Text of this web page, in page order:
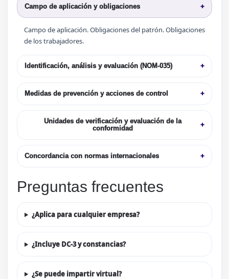
Campo de aplicación y obligaciones +
Campo de aplicación. Obligaciones del patrón. Obligaciones
de los trabajadores.
Identificación, análisis y evaluación (NOM-035) +
Medidas de prevención y acciones de control +
Unidades de verificación y evaluación de la
conformidad
+
Concordancia con normas internacionales +
Preguntas frecuentes
¿Aplica para cualquier empresa?
¿Incluye DC-3 y constancias?
¿Se puede impartir virtual?